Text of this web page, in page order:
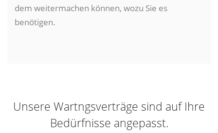
dem weitermachen können, wozu Sie es
benötigen.
Unsere Wartngsverträge sind auf Ihre
Bedürfnisse angepasst.